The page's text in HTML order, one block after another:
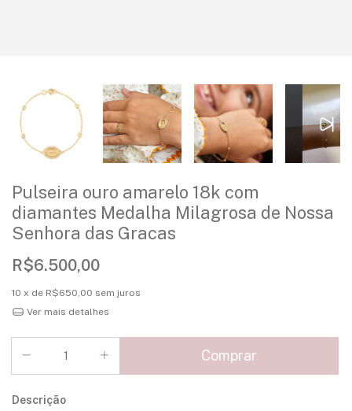
Pulseira ouro amarelo 18k com
diamantes Medalha Milagrosa de Nossa
Senhora das Gracas
R$6.500,00
10 x de R$650,00 sem juros
Ver mais detalhes
Descrição